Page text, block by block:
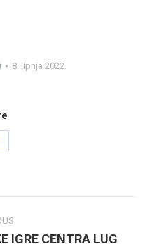
8. lipnja 2022.
IGRE CENTRA LUG